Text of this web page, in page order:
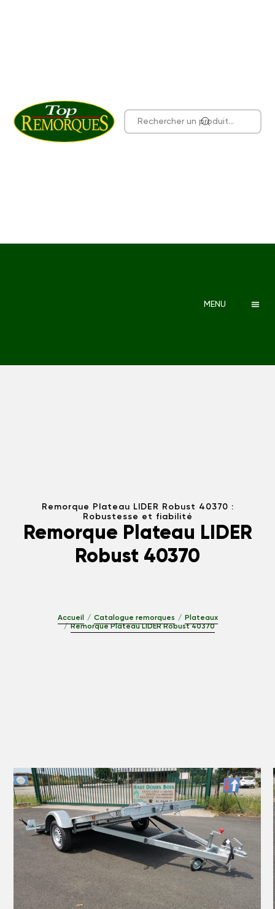
MENU
Remorque Plateau LIDER Robust 40370 :
Robustesse et fiabilité
Remorque Plateau LIDER
Robust 40370
Accueil Catalogue remorques
Plateaux
Remorque Plateau LIDER Robust 40370